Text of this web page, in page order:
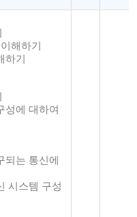
해하기
하기
성에 대하여
되는 통신에
시스템 구성